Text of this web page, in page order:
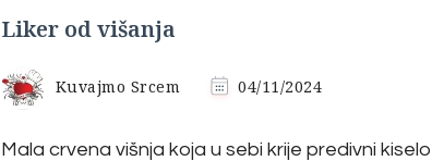
Liker od višanja
Kuvajmo Srcem 04/11/2024
Mala crvena višnja koja u sebi krije predivni kiselo